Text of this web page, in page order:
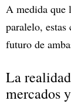
A medida que
paralelo, estas
futuro de
La
mercados